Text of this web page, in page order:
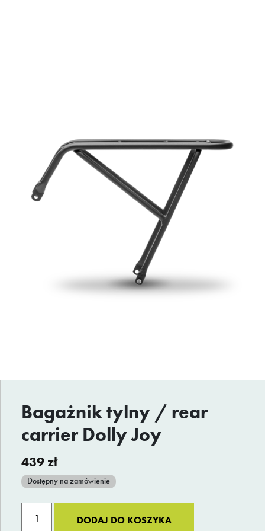
Bagażnik tylny / rear
carrier Dolly Joy
439zł
Dostępny na zamówienie
Bagażnik
DODAJ DO KOSZYKA